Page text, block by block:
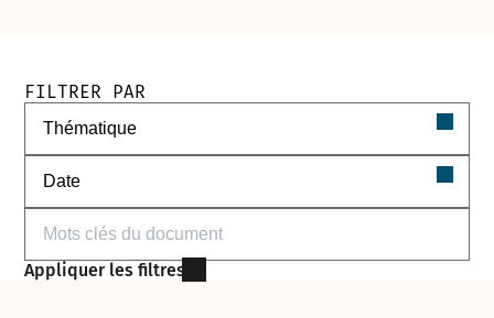
Filtres de recherche des documents
FILTRER PAR
Filtrer par thématique
Filtrer par date
Filtrer par mots-clés
Appliquer les filtres